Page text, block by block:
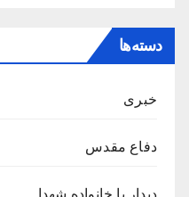
دسته‌ها
خبری
دفاع مقدس